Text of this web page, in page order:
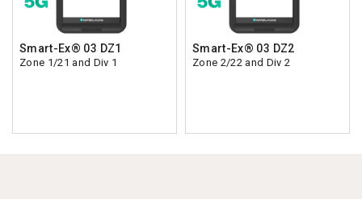
Smart-Ex® 03 DZ1
Zone 1/21 and Div 1
Smart-Ex® 03 DZ2
Zone 2/22 and Div 2